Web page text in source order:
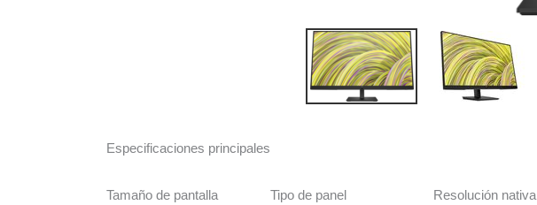
Especificaciones principales
Tamaño de pantalla
Tipo de panel
Resolución nativa